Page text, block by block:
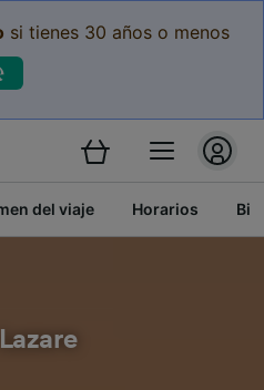
si tienes 30 años o menos
del viaje Horarios